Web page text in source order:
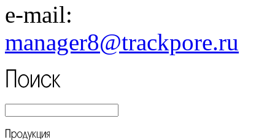
e-mail:
manager8@trackpore.ru